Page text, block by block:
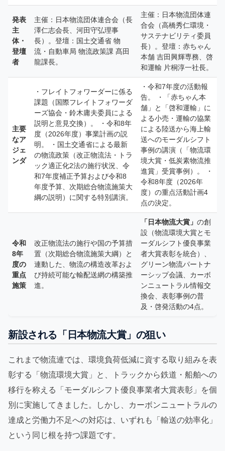
発表
主
体・
登壇
者
主催：日本物流団体連合会（長
澤仁志会長、河田守弘理事
長）。登壇：国土交通省 物
流・自動車局 物流政策課 髙田
龍課長。
主催：日本物流団体連
合会（高橋秀仁環境・
サステナビリティ委員
長）。登壇：赤ちゃん
本舗 吉田興輝専務、啓
和運輸 片桐淳一社長。
主要
なア
ジェ
ンダ
・フレイトフォワーダーに係る
課題（国際フレイトフォワーダ
ーズ協会・鈴木庸夫委員による
説明と意見交換）。 ・令和8年
度（2026年度）事業計画の説
明。 ・国土交通省による最新
の物流政策（改正物流法・トラ
ック適正化2法の施行状況、令
和7年度補正予算および令和8
年度予算、次期総合物流施策大
綱の説明）に関する特別講演。
・令和7年度の活動報
告。 ・「赤ちゃん本
舗」と「啓和運輸」に
よる小売・運輸の協業
による陸送から海上輸
送へのモーダルシフト
事例の講演（「物流環
境大賞・低炭素物流推
進賞」受賞事例）。 ・
令和8年度（2026年
度）の重点活動計画4
点の決定。
令和
8年
度の
重点
施策
改正物流法の施行や国の予算措
置（次期総合物流施策大綱）と
連動した、物流の構造改革およ
び持続可能な輸配送網の構築推
進。
「日本物流大賞」 の創
設（物流環境大賞とモ
ーダルシフト優良事業
者大賞表彰を統合）、
グリーン物流パートナ
ーシップ会議、カーボ
ンニュートラル情報交
換会、表彰事例の普
及・啓発活動の4点。
新設される「日本物流大賞」の狙い
これまで物流連では、環境負荷低減に資する取り組みを表
彰する「物流環境大賞」と、トラックから鉄道・船舶への
移行を称える「モーダルシフト優良事業者大賞表彰」を個
別に実施してきました。しかし、カーボンニュートラルの
達成と労働力不足への対応は、いずれも「輸送の効率化」
という同じ根を持つ課題です。